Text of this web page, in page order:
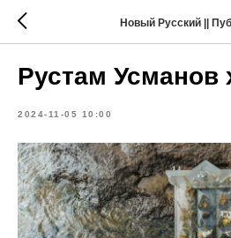
Новый Русский ||
Рустам Усманов
2024-11-05 10:00